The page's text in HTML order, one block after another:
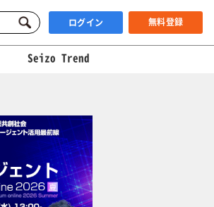
ログイン 無料登録
Seizo Trend